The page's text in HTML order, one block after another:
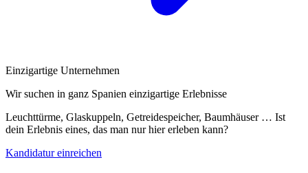
Einzigartige Unternehmen
Wir suchen in ganz Spanien einzigartige Erlebnisse
Leuchttürme, Glaskuppeln, Getreidespeicher, Baumhäuser … Ist
dein Erlebnis eines, das man nur hier erleben kann?
Kandidatur einreichen